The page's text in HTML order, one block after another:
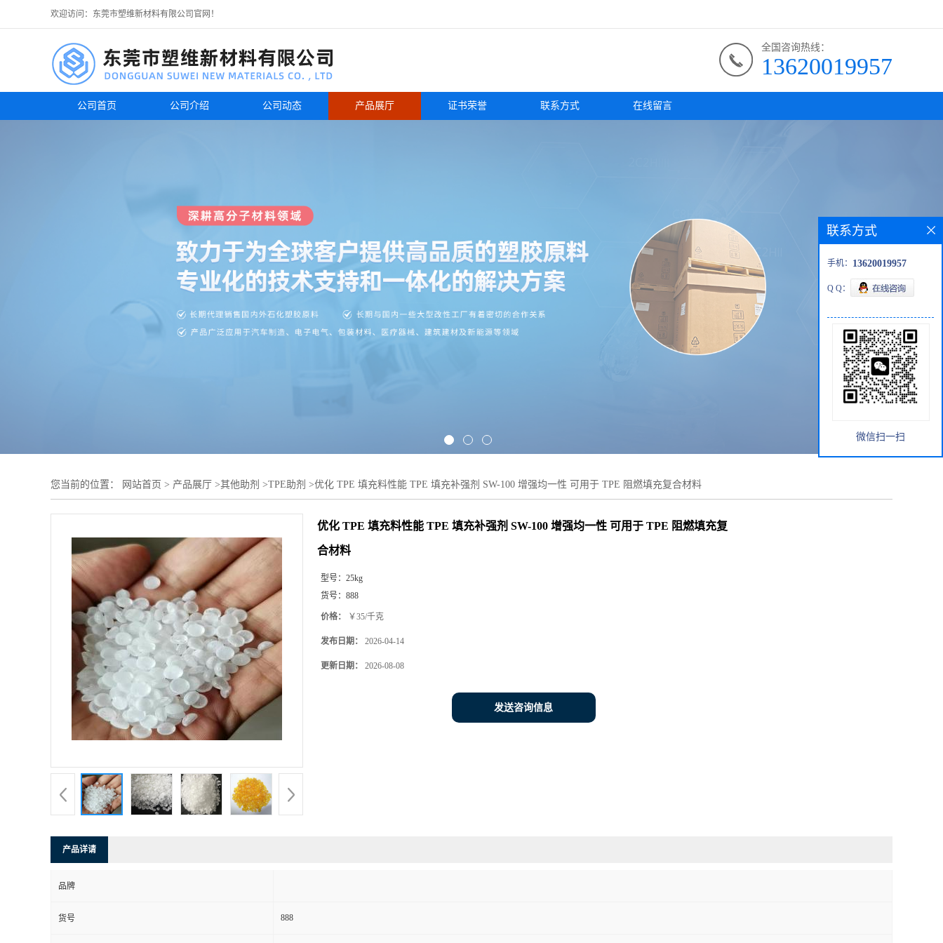
欢迎访问：东莞市塑维新材料有限公司官网！
全国咨询热线：
13620019957
公司首页 公司介绍 公司动态 产品展厅 证书荣誉 联系方式 在线留言
您当前的位置： 网站首页 > 产品展厅 >其他助剂 >TPE助剂 >优化 TPE 填充料性能 TPE 填充补强剂 SW-100 增强均一性 可用于 TPE 阻燃填充复合材料
优化 TPE 填充料性能 TPE 填充补强剂 SW-100 增强均一性 可用于 TPE 阻燃填充复
合材料
型号： 25kg
货号： 888
价格： ￥35/千克
发布日期： 2026-04-14
更新日期： 2026-08-08
发送咨询信息
产品详请
品牌
货号 888
联系方式
手机： 13620019957
Q Q：
微信扫一扫